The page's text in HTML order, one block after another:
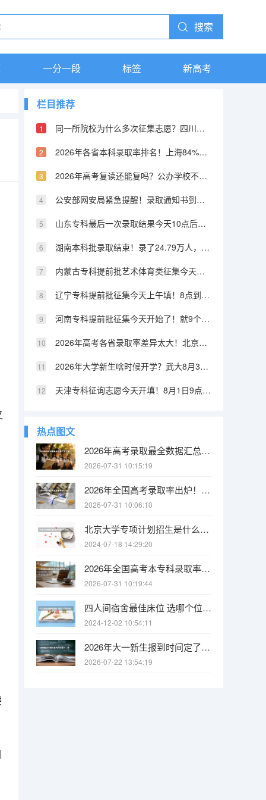
搜索
一分一段 标签 新高考
栏目推荐
同一所院校为什么多次征集志愿？四川本科艺术体育类已征集四次了
2026年各省本科录取率排名！上海84%排第一，山东倒数第二
2026年高考复读还能复吗？公办学校不收了，只能去民办或机构
公安部网安局紧急提醒！录取通知书到了，这5招教你辨真伪
山东专科最后一次录取结果今天10点后可查！集中录取阶段全部结束
湖南本科批录取结束！录了24.79万人，专科批次8月1日已开录
内蒙古专科提前批艺术体育类征集今天开始！9点到15点，6个小时
辽宁专科提前批征集今天上午填！8点到12点，就4个小时
河南专科提前批征集今天开始了！就9个小时，8月3日9点到18点，错过真没了
2026年高考各省录取率差异太大！北京上海超77%，山东河南不到35%
2026年大学新生啥时候开学？武大8月31日报到，北方工业8月28日就到了
天津专科征询志愿今天开填！8月1日9点到8月2日12点，别错过
热点图文
2026年高考录取最全数据汇总！报名人数、录取率、各省排名一张表看懂
2026-07-31 10:15:19
2026年全国高考录取率出炉！1290万人报名，本科率只有40%？
2026-07-31 10:06:10
北京大学专项计划招生是什么意思
2024-07-18 14:29:20
2026年全国高考本专科录取率出炉！10个人里8个有学上，但本科只有4个
2026-07-31 10:19:44
四人间宿舍最佳床位 选哪个位置比较好？
2024-12-02 10:54:11
2026年大一新生报到时间定了，最早8月底就开学，买票要趁早
2026-07-22 13:54:19